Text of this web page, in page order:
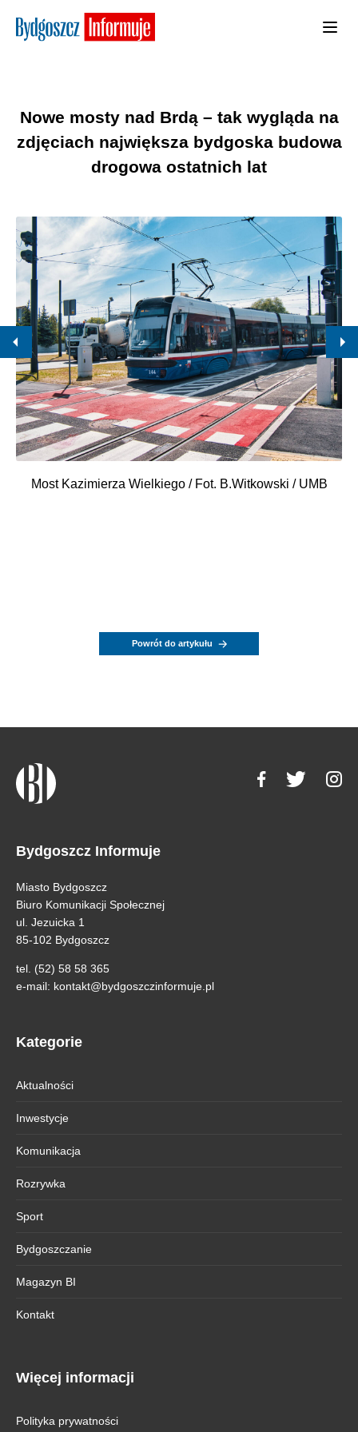
Nowe mosty nad Brdą – tak wygląda na
zdjęciach największa bydgoska budowa
drogowa ostatnich lat
Most Kazimierza Wielkiego / Fot. B.Witkowski / UMB
Powrót do artykułu
Bydgoszcz Informuje
Miasto Bydgoszcz
Biuro Komunikacji Społecznej
ul. Jezuicka 1
85-102 Bydgoszcz
tel. (52) 58 58 365
e-mail: kontakt@bydgoszczinformuje.pl
Kategorie
Aktualności
Inwestycje
Komunikacja
Rozrywka
Sport
Bydgoszczanie
Magazyn BI
Kontakt
Więcej informacji
Polityka prywatności